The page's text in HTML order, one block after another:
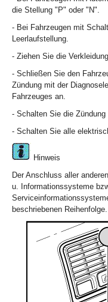
die Stellung "P" oder "N".
- Bei Fahrzeugen mit
Leerlaufstellung.
- Ziehen Sie die
- Schließen Sie den
Zündung mit der
Fahrzeuges an.
- Schalten Sie die Zündung
- Schalten Sie alle
Hinweis
Der Anschluss aller
u. Informationssysteme
beschriebenen Reihenfolge.